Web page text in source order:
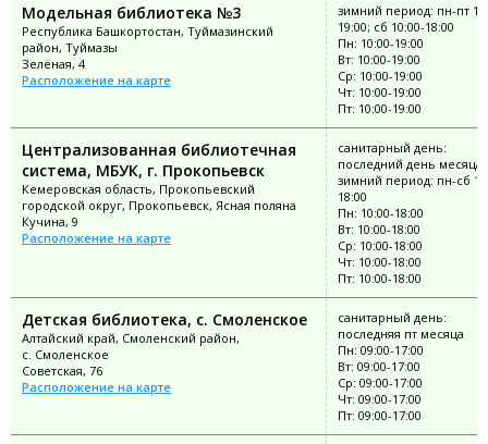
Модельная библиотека №3
Республика Башкортостан, Туймазинский
район, Туймазы
Зелёная, 4
Расположение на карте
зимний период: пн-пт
19:00; сб 10:00-18:00
Пн: 10:00-19:00
Вт: 10:00-19:00
Ср: 10:00-19:00
Чт: 10:00-19:00
Пт: 10:00-19:00
Централизованная библиотечная
система, МБУК, г. Прокопьевск
Кемеровская область, Прокопьевский
городской округ, Прокопьевск, Ясная поляна
Кучина, 9
Расположение на карте
санитарный день:
последний день месяца;
зимний период: пн-сб
18:00
Пн: 10:00-18:00
Вт: 10:00-18:00
Ср: 10:00-18:00
Чт: 10:00-18:00
Пт: 10:00-18:00
Детская библиотека, с. Смоленское
Алтайский край, Смоленский район,
с. Смоленское
Советская, 76
Расположение на карте
санитарный день:
последняя пт месяца
Пн: 09:00-17:00
Вт: 09:00-17:00
Ср: 09:00-17:00
Чт: 09:00-17:00
Пт: 09:00-17:00